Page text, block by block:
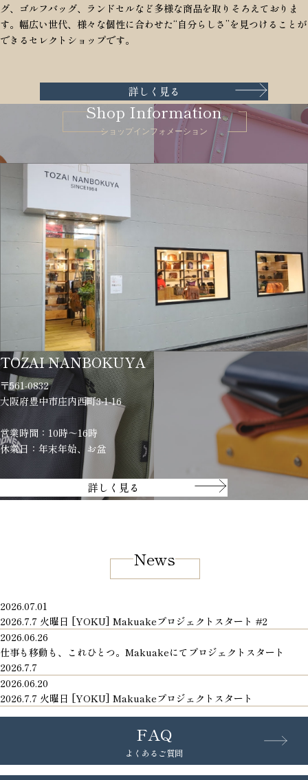
グ、ゴルフバッグ、ランドセルなど多様な商品を取りそろえておりま
す。幅広い世代、様々な個性に合わせた“自分らしさ”を見つけることが
できるセレクトショップです。
詳しく見る
Shop Information
ショップインフォメーション
TOZAI NANBOKUYA
〒561-0832
大阪府豊中市庄内西町3-1-16
営業時間：10時～16時
休業日：年末年始、お盆
詳しく見る
News
2026.07.01
2026.7.7 火曜日 [YOKU] Makuakeプロジェクトスタート #2
2026.06.26
仕事も移動も、これひとつ。Makuakeにてプロジェクトスタート
2026.7.7
2026.06.20
2026.7.7 火曜日 [YOKU] Makuakeプロジェクトスタート
FAQ
よくあるご質問